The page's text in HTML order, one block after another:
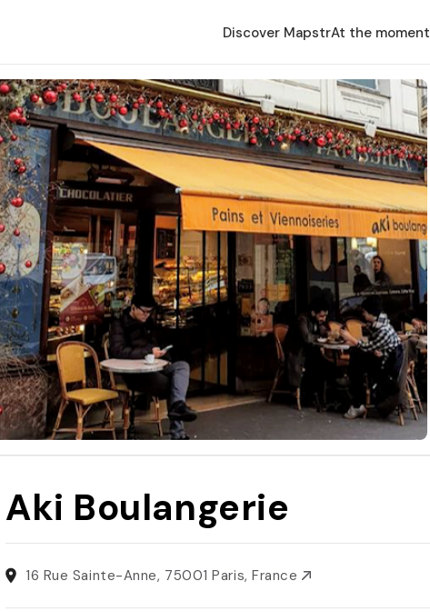
Discover MapstrAt the moment
Aki Boulangerie
16 Rue Sainte-Anne, 75001 Paris, France